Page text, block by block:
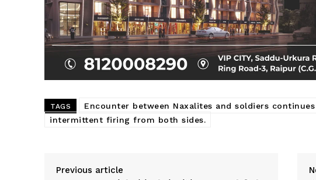
TAGS
Encounter between Naxalites and soldiers
intermittent firing from both sides.
Previous article